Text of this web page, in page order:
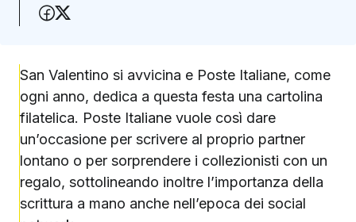
Condividi su Facebook
San Valentino si avvicina e Poste Italiane, come
ogni anno, dedica a questa festa una cartolina
filatelica. Poste Italiane vuole così dare
un’occasione per scrivere al proprio partner
lontano o per sorprendere i collezionisti con un
regalo, sottolineando inoltre l’importanza della
scrittura a mano anche nell’epoca dei social